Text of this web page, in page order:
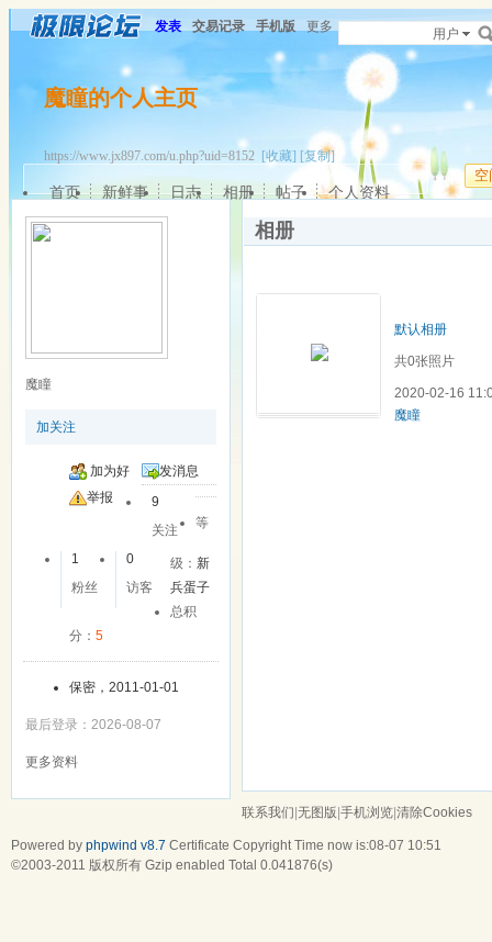
发表 交易记录 手机版 更多 用户
魔瞳的个人主页
https://www.jx897.com/u.php?uid=8152 [收藏] [复制]
空
首页 新鲜事 日志 相册 帖子 个人资料
魔瞳
加关注
加为好
友
发消息
举报
9
关注
1
粉丝
0
访客
等
级：新
兵蛋子
总积
分： 5
保密，2011-01-01
最后登录：2026-08-07
更多资料
相册
默认相册
共0张照片
2020-02-16
魔瞳
联系我们|无图版|手机浏览|清除Cookies
Powered by phpwind v8.7 Certificate Copyright Time now is:08-07 10:51
©2003-2011 版权所有 Gzip enabled Total 0.041876(s)